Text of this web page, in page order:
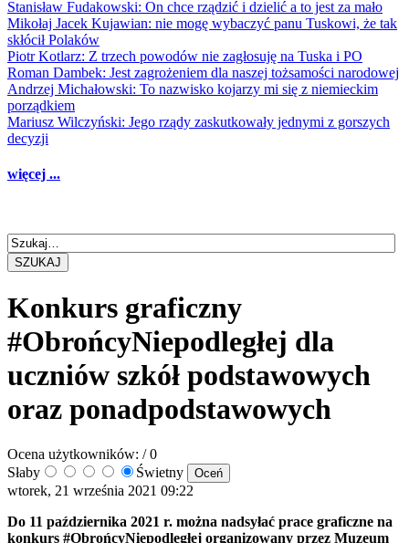
Stanisław Fudakowski: On chce rządzić i dzielić a to jest za mało
Mikołaj Jacek Kujawian: nie mogę wybaczyć panu Tuskowi, że tak
skłócił Polaków
Piotr Kotlarz: Z trzech powodów nie zagłosuję na Tuska i PO
Roman Dambek: Jest zagrożeniem dla naszej tożsamości narodowej
Andrzej Michałowski: To nazwisko kojarzy mi się z niemieckim
porządkiem
Mariusz Wilczyński: Jego rządy zaskutkowały jednymi z gorszych
decyzji
więcej ...
SZUKAJ
Konkurs graficzny
#ObrońcyNiepodległej dla
uczniów szkół podstawowych
oraz ponadpodstawowych
Ocena użytkowników: / 0
Słaby
Świetny
wtorek, 21 września 2021 09:22
Do 11 października 2021 r. można nadsyłać prace graficzne na
konkurs #ObrońcyNiepodległej organizowany przez Muzeum